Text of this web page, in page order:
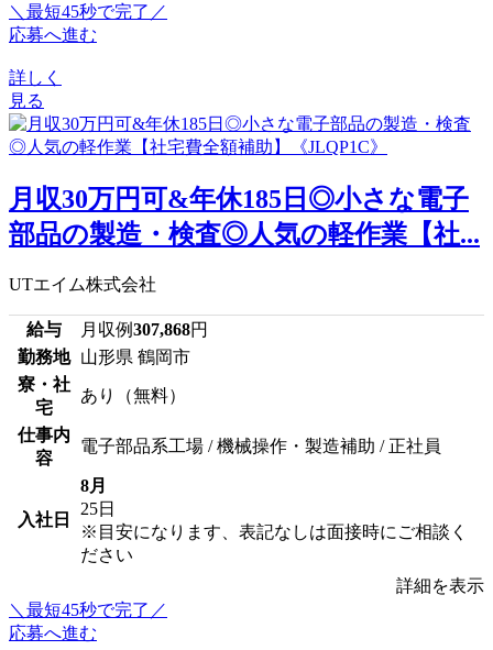
＼最短45秒で完了／
応募へ進む
詳しく
見る
月収30万円可&年休185日◎小さな電子
部品の製造・検査◎人気の軽作業【社...
UTエイム株式会社
給与 月収例307,868円
勤務地 山形県 鶴岡市
寮・社
宅
あり（無料）
仕事内
容
電子部品系工場 / 機械操作・製造補助 / 正社員
入社日
8月
25日
※目安になります、表記なしは面接時にご相談く
ださい
詳細を表示
＼最短45秒で完了／
応募へ進む